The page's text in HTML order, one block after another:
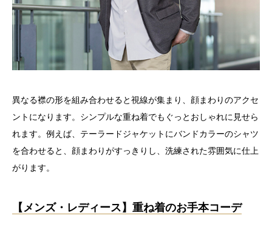
異なる襟の形を組み合わせると視線が集まり、顔まわりのアクセ
ントになります。シンプルな重ね着でもぐっとおしゃれに見せら
れます。例えば、テーラードジャケットにバンドカラーのシャツ
を合わせると、顔まわりがすっきりし、洗練された雰囲気に仕上
がります。
【メンズ・レディース】重ね着のお手本コーデ